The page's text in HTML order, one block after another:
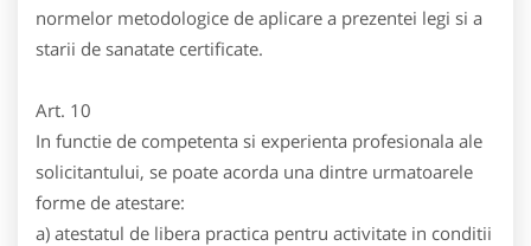
normelor metodologice de aplicare a prezentei legi si a
starii de sanatate certificate.
Art. 10
In functie de competenta si experienta profesionala ale
solicitantului, se poate acorda una dintre urmatoarele
forme de atestare:
a) atestatul de libera practica pentru activitate in conditii